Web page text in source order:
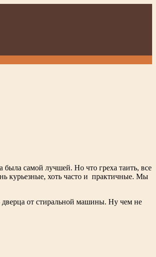
была самой лучшей. Но что греха таить, все
курьезные, хоть часто и практичные. Мы
дверца от стиральной машины. Ну чем не